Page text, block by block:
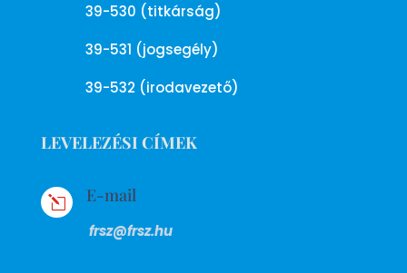
39-530 (titkárság)
39-531 (jogsegély)
39-532 (irodavezető)
LEVELEZÉSI CÍMEK
l E-mail
frsz@frsz.hu